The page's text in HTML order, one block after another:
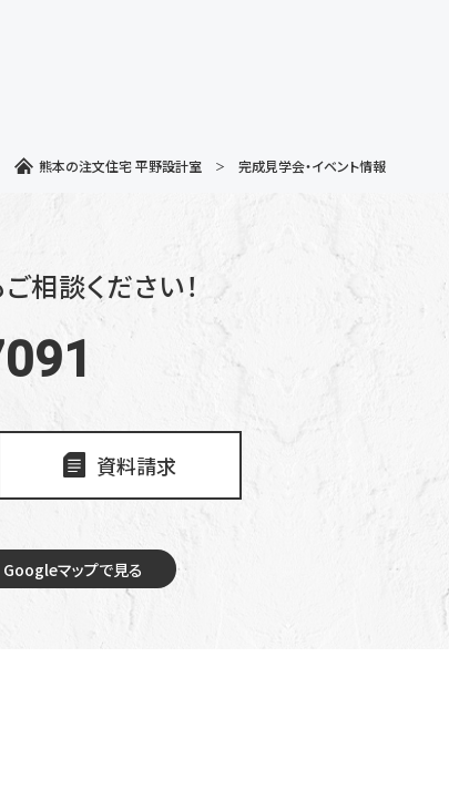
熊本の注文住宅 平野設計室 完成見学会・イベント情報
相談ください！
資料請求
Googleマップで見る